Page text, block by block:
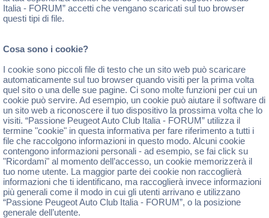
Italia - FORUM” accetti che vengano scaricati sul tuo browser
questi tipi di file.
Cosa sono i cookie?
I cookie sono piccoli file di testo che un sito web può scaricare
automaticamente sul tuo browser quando visiti per la prima volta
quel sito o una delle sue pagine. Ci sono molte funzioni per cui un
cookie può servire. Ad esempio, un cookie può aiutare il software di
un sito web a riconoscere il tuo dispositivo la prossima volta che lo
visiti. “Passione Peugeot Auto Club Italia - FORUM” utilizza il
termine "cookie" in questa informativa per fare riferimento a tutti i
file che raccolgono informazioni in questo modo. Alcuni cookie
contengono informazioni personali - ad esempio, se fai click su
"Ricordami" al momento dell’accesso, un cookie memorizzerà il
tuo nome utente. La maggior parte dei cookie non raccoglierà
informazioni che ti identificano, ma raccoglierà invece informazioni
più generali come il modo in cui gli utenti arrivano e utilizzano
“Passione Peugeot Auto Club Italia - FORUM”, o la posizione
generale dell’utente.